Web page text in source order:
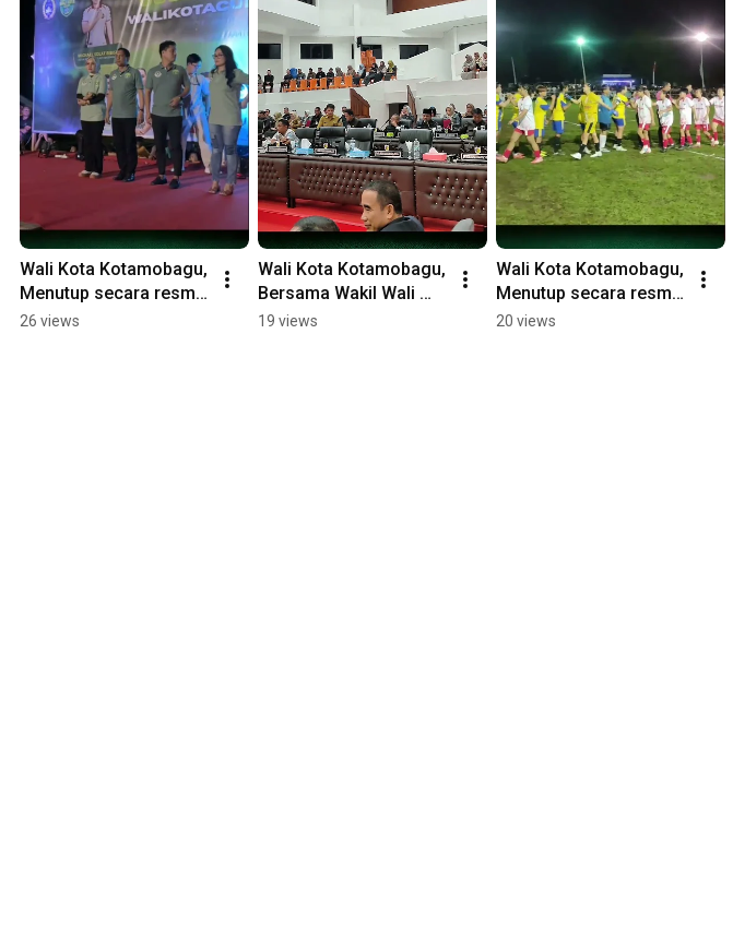
Wali Kota Kotamobagu,
Menutup secara resmi
Turnamen Sepak Bola
26 views
Wali Kota Kotamobagu,
Bersama Wakil Wali
Kota Kotamobagu,
19 views
Wali Kota Kotamobagu,
Menutup secara resmi
Turnamen Sepak Bola
20 views